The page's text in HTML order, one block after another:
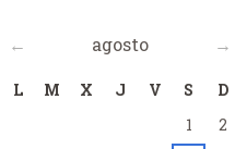
agosto
L M X J V S
D
1
2